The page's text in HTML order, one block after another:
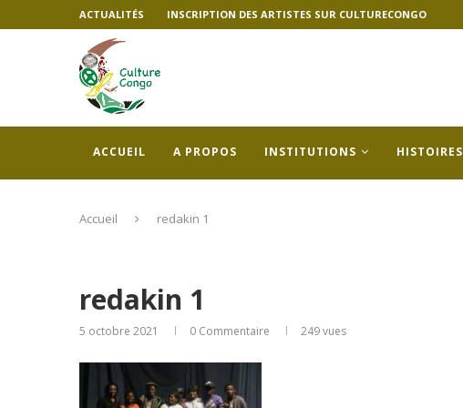
ACTUALITÉS INSCRIPTION DES ARTISTES SUR CULTURECONGO
ACCUEIL A PROPOS INSTITUTIONS HISTOIRES
Accueil redakin 1
redakin 1
5 octobre 2021 0 Commentaire 249vues